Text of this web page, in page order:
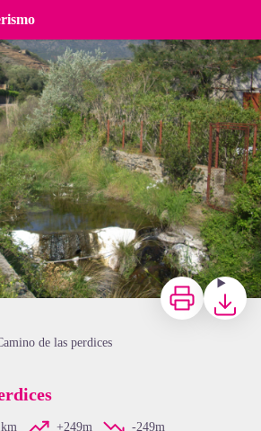
des perdreaux - BIT Cerbère
ImprimirBajar
de las perdices
+249m -249m